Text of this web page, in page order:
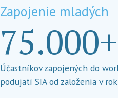
Zapojenie mladých
75.000+
Účastníkov zapojených do
podujatí SIA od založenia v